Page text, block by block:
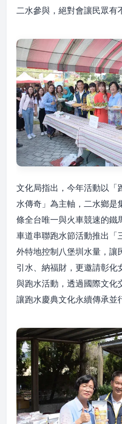
二水參與，絕對會讓民眾有
文化局指出，今年活動以「
水傳奇」為主軸，二水鄉是
條全台唯一與火車競速的鐵
車道串聯跑水節活動推出「
外特地控制八堡圳水量，讓
引水、納福財，更邀請彰化
與跑水活動，透過國際文化
讓跑水慶典文化永續傳承並